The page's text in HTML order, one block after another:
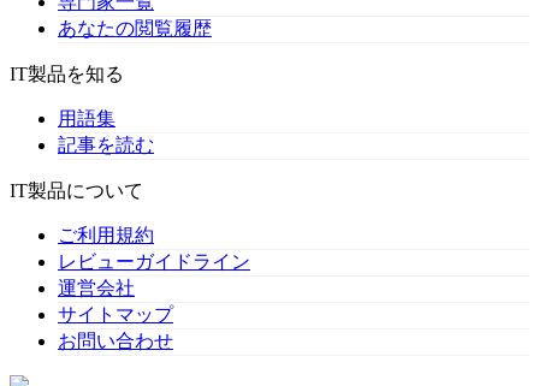
あなたの閲覧履歴
IT製品を知る
用語集
記事を読む
IT製品について
ご利用規約
レビューガイドライン
運営会社
サイトマップ
お問い合わせ